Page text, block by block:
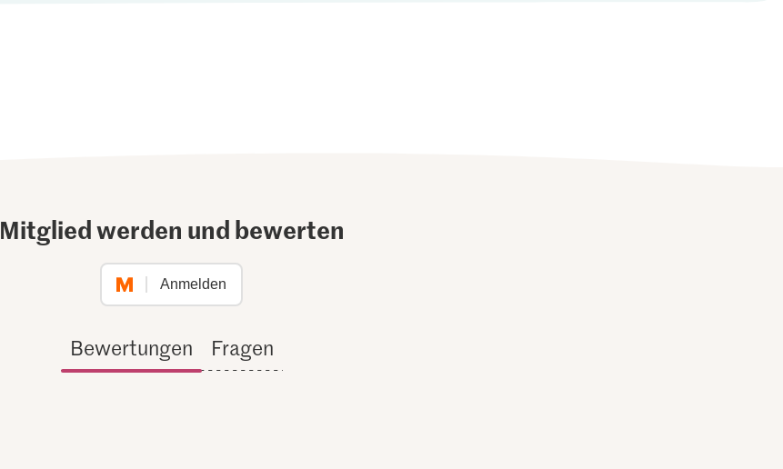
Mitglied werden und bewerten
Anmelden
Bewertungen Fragen